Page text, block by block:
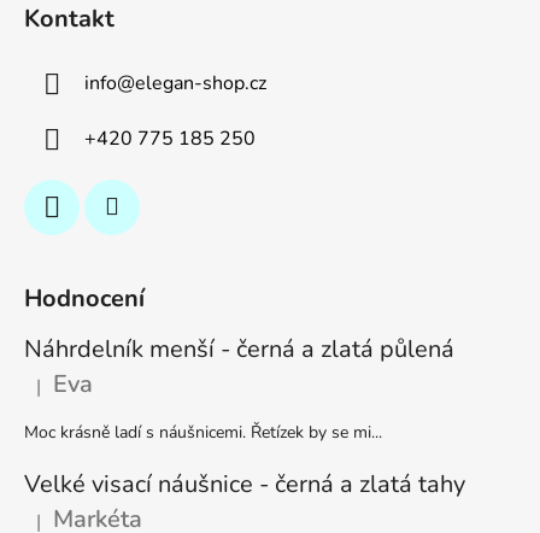
Kontakt
info@elegan-shop.cz
+420 775 185 250
Hodnocení
Náhrdelník menší - černá a zlatá půlená
Hodnocení produktu je 5 z 5 hvězdiček.
| Eva
Moc krásně ladí s náušnicemi. Řetízek by se mi...
Velké visací náušnice - černá a zlatá tahy
| Markéta